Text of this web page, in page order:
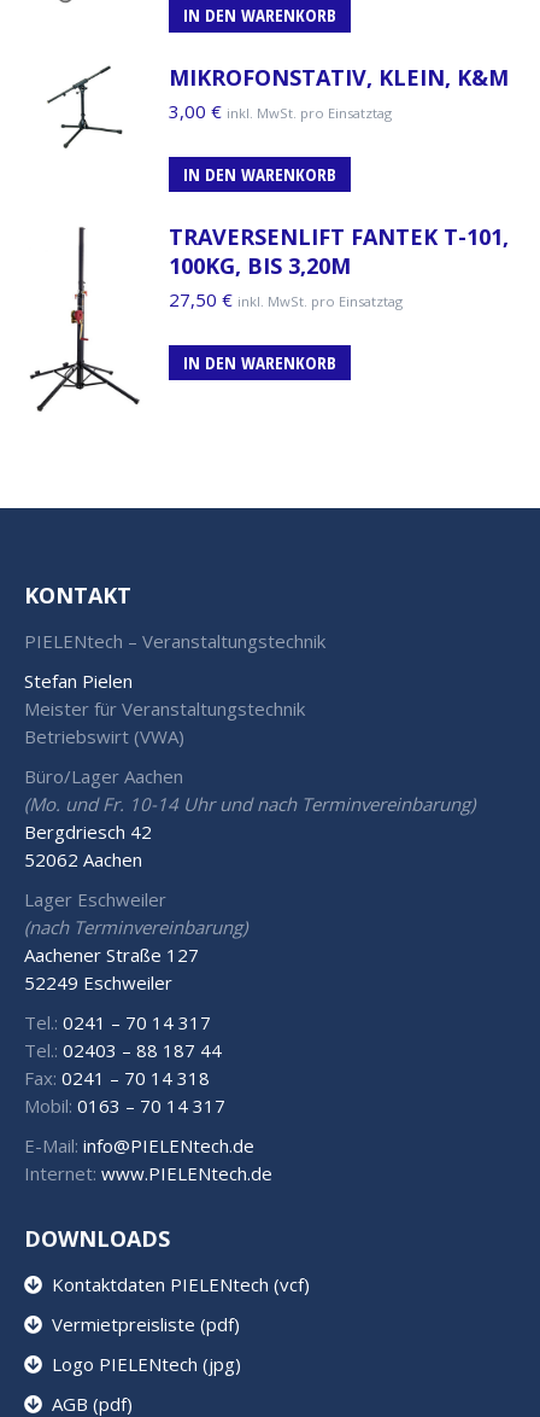
IN DEN WARENKORB
MIKROFONSTATIV, KLEIN, K&M
3,00 € inkl. MwSt. pro Einsatztag
IN DEN WARENKORB
TRAVERSENLIFT FANTEK T-101,
100KG, BIS 3,20M
27,50 € inkl. MwSt. pro Einsatztag
IN DEN WARENKORB
KONTAKT
PIELENtech – Veranstaltungstechnik
Stefan Pielen
Meister für Veranstaltungstechnik
Betriebswirt (VWA)
Büro/Lager Aachen
(Mo. und Fr. 10-14 Uhr und nach Terminvereinbarung)
Bergdriesch 42
52062 Aachen
Lager Eschweiler
(nach Terminvereinbarung)
Aachener Straße 127
52249 Eschweiler
Tel.: 0241 – 70 14 317
Tel.: 02403 – 88 187 44
Fax: 0241 – 70 14 318
Mobil: 0163 – 70 14 317
E-Mail: info@PIELENtech.de
Internet: www.PIELENtech.de
DOWNLOADS
Kontaktdaten PIELENtech (vcf)
Vermietpreisliste (pdf)
Logo PIELENtech (jpg)
AGB (pdf)